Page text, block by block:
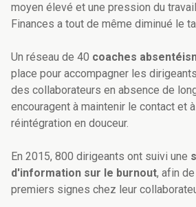
moyen élevé et une pression du
Finances a tout de même diminué le
Un réseau de 40 coaches
place pour accompagner les
des collaborateurs en absence de
encouragent à maintenir le contact et
réintégration en douceur.
En 2015, 800 dirigeants ont suivi une
d'information sur le burnout, afin
premiers signes chez leur